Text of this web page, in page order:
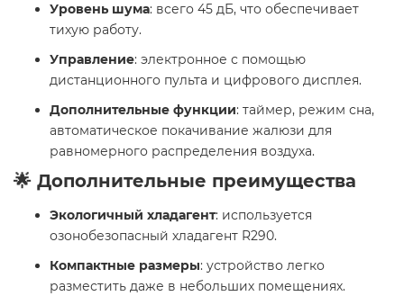
Уровень шума: всего 45 дБ, что обеспечивает
тихую работу.
Управление: электронное с помощью
дистанционного пульта и цифрового дисплея.
Дополнительные функции: таймер, режим сна,
автоматическое покачивание жалюзи для
равномерного распределения воздуха. ​
🌟 Дополнительные преимущества
Экологичный хладагент: используется
озонобезопасный хладагент R290.
Компактные размеры: устройство легко
разместить даже в небольших помещениях.